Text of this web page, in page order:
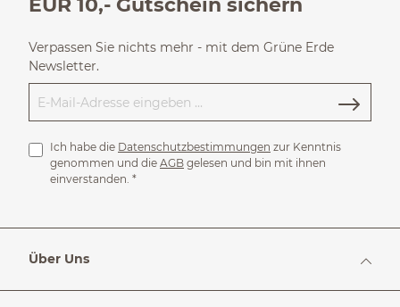
Verpassen Sie nichts mehr - mit dem Grüne Erde
Newsletter.
Ich habe die Datenschutzbestimmungen zur Kenntnis
genommen und die AGB gelesen und bin mit ihnen
einverstanden. *
Über Uns